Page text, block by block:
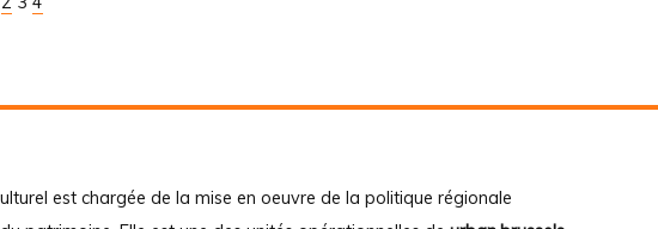
est chargée de la mise en oeuvre de la politique régionale